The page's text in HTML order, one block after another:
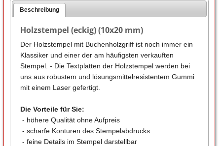
Beschreibung
Holzstempel (eckig) (10x20 mm)
Der Holzstempel mit Buchenholzgriff ist noch immer ein
Klassiker und einer der am häufigsten verkauften
Stempel. - Die Textplatten der Holzstempel werden bei
uns aus robustem und lösungsmittelresistentem Gummi
mit einem Laser gefertigt.
Die Vorteile für Sie:
- höhere Qualität ohne Aufpreis
- scharfe Konturen des Stempelabdrucks
- feine Details im Stempel darstellbar